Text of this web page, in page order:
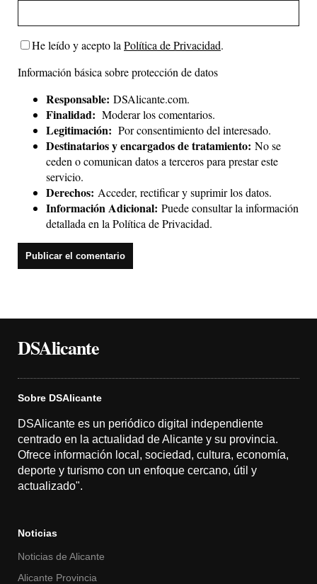
He leído y acepto la Política de Privacidad.
Información básica sobre protección de datos
Responsable: DSAlicante.com.
Finalidad: Moderar los comentarios.
Legitimación: Por consentimiento del interesado.
Destinatarios y encargados de tratamiento: No se
ceden o comunican datos a terceros para prestar este
servicio.
Derechos: Acceder, rectificar y suprimir los datos.
Información Adicional: Puede consultar la información
detallada en la Política de Privacidad.
DSAlicante
Sobre DSAlicante
DSAlicante es un periódico digital independiente
centrado en la actualidad de Alicante y su provincia.
Ofrece información local, sociedad, cultura, economía,
deporte y turismo con un enfoque cercano, útil y
actualizado".
Noticias
Noticias de Alicante
Alicante Provincia